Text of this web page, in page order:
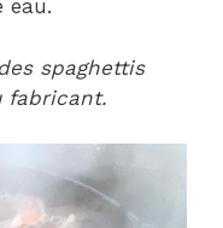
eau.
spaghettis
fabricant.